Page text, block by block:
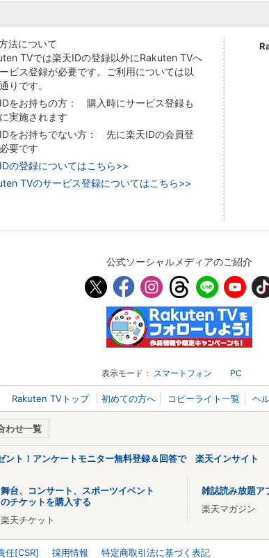
法について
TVでは楽天IDの登録以外にRakuten TVへ
ビス登録が必要です。ご利用については以
りです。
をお持ちの方： 購入時にサービス登録も
実施されます
をお持ちでない方： 先に楽天IDの会員登
要です
の登録についてはこちら>>
TVのサービス登録についてはこちら>>
公式ソーシャルメディアのご紹介
表示モード： スマートフォン PC
Rakuten TVトップ 初めての方へ コピーライト一覧 ヘ
わせ一覧
ント！アンケートモニター無料登録＆回答で 楽天インサイト
舞台、コンサート、スポーツイベント
のチケットを購入する
楽天チケット
雑誌読み放題ア
楽天マガジン
任[CSR] 採用情報 特定商取引法に基づく表記